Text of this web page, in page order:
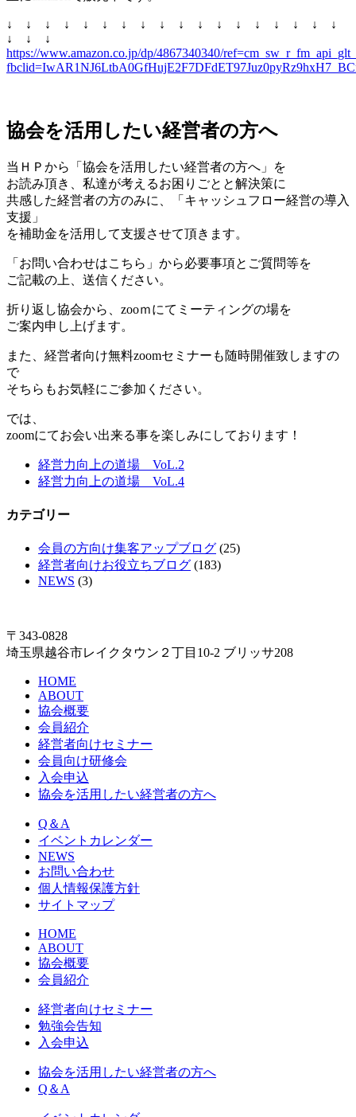
↓ ↓ ↓ ↓ ↓ ↓ ↓ ↓ ↓ ↓ ↓ ↓ ↓ ↓ ↓ ↓ ↓ ↓
↓ ↓ ↓
https://www.amazon.co.jp/dp/4867340340/
協会を活用したい経営者の方へ
当ＨＰから「協会を活用したい経営者の方へ」を
お読み頂き、私達が考えるお困りごとと解決策に
共感した経営者の方のみに、「キャッシュフロー経営の導入
支援」
を補助金を活用して支援させて頂きます。
「お問い合わせはこちら」から必要事項とご質問等を
ご記載の上、送信ください。
折り返し協会から、zooｍにてミーティングの場を
ご案内申し上げます。
また、経営者向け無料zoomセミナーも随時開催致しますの
で
そちらもお気軽にご参加ください。
では、
zoomにてお会い出来る事を楽しみにしております！
経営力向上の道場 VoL.2
経営力向上の道場 VoL.4
カテゴリー
会員の方向け集客アップブログ (25)
経営者向けお役立ちブログ (183)
NEWS (3)
〒343-0828
埼玉県越谷市レイクタウン２丁目10-2 ブリッサ208
HOME
ABOUT
協会概要
会員紹介
経営者向けセミナー
会員向け研修会
入会申込
協会を活用したい経営者の方へ
Q＆A
イベントカレンダー
NEWS
お問い合わせ
個人情報保護方針
サイトマップ
HOME
ABOUT
協会概要
会員紹介
経営者向けセミナー
勉強会告知
入会申込
協会を活用したい経営者の方へ
Q＆A